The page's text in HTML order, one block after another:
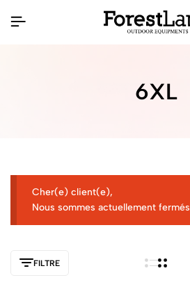
6XL
Cher(e) client(e),
Nous sommes actuellement fermés
FILTRE